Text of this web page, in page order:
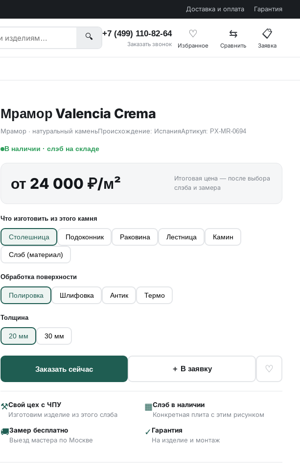
Доставка и оплата Гарантия
🔍 +7 (499) 110-82-64
Заказать звонок
♡
Избранное
⇆
Сравнить
📋
Заявка
Мрамор Valencia Crema
Мрамор · натуральный каменьПроисхождение: ИспанияАртикул: PX-MR-0694
В наличии · слэб на складе
от 24 000 ₽/м²
Итоговая цена — после выбора
слэба и замера
Что изготовить из этого камня
Столешница Подоконник Раковина Лестница Камин
Слэб (материал)
Обработка поверхности
Полировка Шлифовка Антик Термо
Толщина
20 мм 30 мм
Заказать сейчас ＋ В заявку ♡
⚒Свой цех с ЧПУ
Изготовим изделие из этого слэба
▦Слэб в наличии
Конкретная плита с этим рисунком
🚚Замер бесплатно
Выезд мастера по Москве
✓Гарантия
На изделие и монтаж